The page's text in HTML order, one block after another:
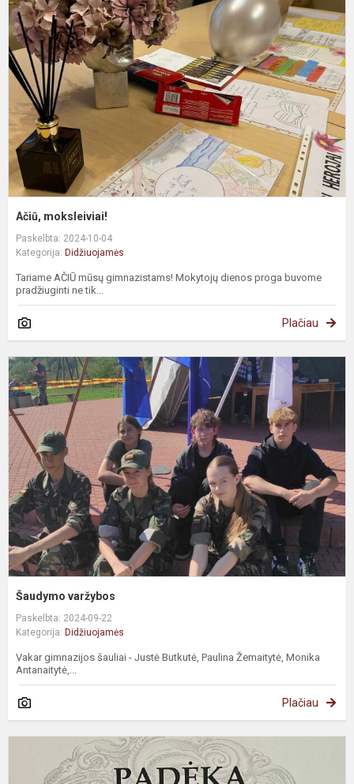
Ačiū, moksleiviai!
Paskelbta: 2024-10-04
Kategorija: Didžiuojamės
Tariame AČIŪ mūsų gimnazistams! Mokytojų dienos proga buvome
pradžiuginti ne tik...
Plačiau
Šaudymo varžybos
Paskelbta: 2024-09-22
Kategorija: Didžiuojamės
Vakar gimnazijos šauliai - Justė Butkutė, Paulina Žemaitytė, Monika
Antanaitytė,...
Plačiau